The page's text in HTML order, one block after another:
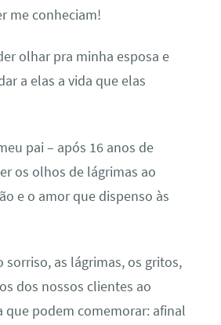
me conheciam!
olhar pra minha esposa e
a elas a vida que elas
pai – após 16 anos de
os olhos de lágrimas ao
e o amor que dispenso às
sorriso, as lágrimas, os gritos,
dos nossos clientes ao
que podem comemorar: afinal